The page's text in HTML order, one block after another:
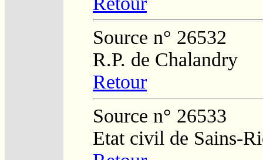
Source n° 26532
R.P. de Chalandry
Retour
Source n° 26533
Etat civil de Sains-